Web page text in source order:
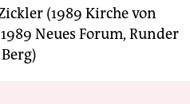
(1989 Kirche von
Neues Forum, Runder